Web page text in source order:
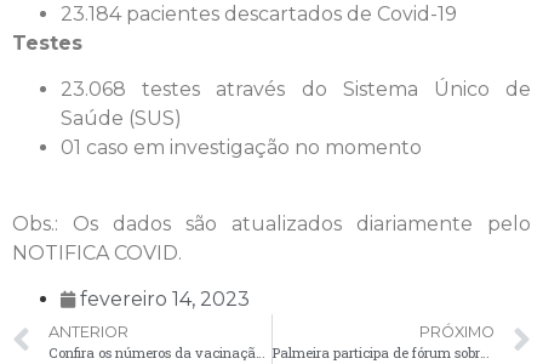
23.184 pacientes descartados de Covid-19
Testes
23.068 testes através do Sistema Único de
Saúde (SUS)
01 caso em investigação no momento
Obs.: Os dados são atualizados diariamente pelo
NOTIFICA COVID.
fevereiro 14, 2023
ANTERIOR
Confira os números da vacinação contra a Covid-19 em Palmeira
PRÓXIMO
Palmeira participa de fórum sobre saneamento para buscar soluções para o município